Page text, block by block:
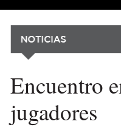
Encuentro
jugadores